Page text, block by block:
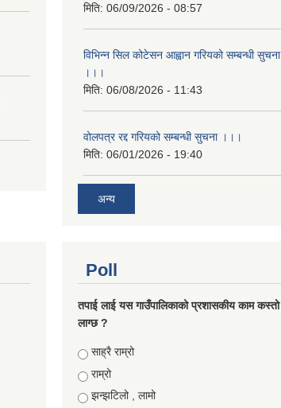
मिति: 06/09/2026 - 08:57
विभिन्न सिल कोटेसन आह्वान गरियको सम्बन्धी सुचना
।।।
मिति: 06/08/2026 - 11:43
वोलपत्र रद्द गरियको सम्बन्धी सुचना ।।।
मिति: 06/01/2026 - 19:40
अन्य
Poll
तपाई लाई यस गाउँपालिकाको प्रशासकीय काम कस्तो
लाग्छ ?
Choices
साह्रै राम्रो
राम्रो
झन्झटिलो , लामो